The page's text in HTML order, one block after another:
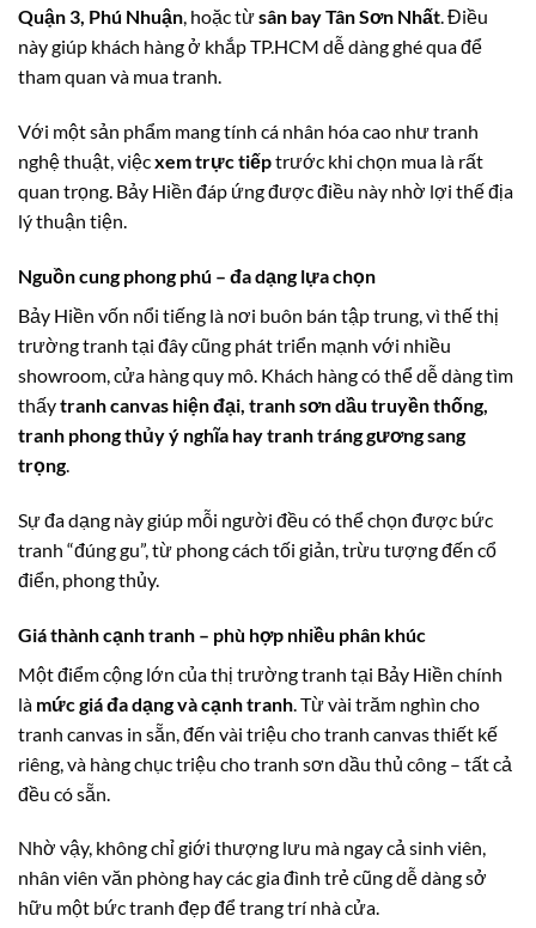
Quận 3, Phú Nhuận, hoặc từsân bay Tân Sơn Nhất. Điều
này giúp khách hàng ở khắp TP.HCM dễ dàng ghé qua để
tham quan và mua tranh.
Với một sản phẩm mang tính cá nhân hóa cao như tranh
nghệ thuật, việcxem trực tiếptrước khi chọn mua là rất
quan trọng. Bảy Hiền đáp ứng được điều này nhờ lợi thế địa
lý thuận tiện.
Nguồn cung phong phú – đa dạng lựa chọn
Bảy Hiền vốn nổi tiếng là nơi buôn bán tập trung, vì thế thị
trường tranh tại đây cũng phát triển mạnh với nhiều
showroom, cửa hàng quy mô. Khách hàng có thể dễ dàng tìm
thấytranh canvas hiện đại, tranh sơn dầu truyền thống,
tranh phong thủy ý nghĩa hay tranh tráng gương sang
trọng.
Sự đa dạng này giúp mỗi người đều có thể chọn được bức
tranh “đúng gu”, từ phong cách tối giản, trừu tượng đến cổ
điển, phong thủy.
Giá thành cạnh tranh – phù hợp nhiều phân khúc
Một điểm cộng lớn của thị trường tranh tại Bảy Hiền chính
là mức giá đa dạng và cạnh tranh . Từ vài trăm nghìn cho
tranh canvas in sẵn, đến vài triệu cho tranh canvas thiết kế
riêng, và hàng chục triệu cho tranh sơn dầu thủ công – tất cả
đều có sẵn.
Nhờ vậy, không chỉ giới thượng lưu mà ngay cả sinh viên,
nhân viên văn phòng hay các gia đình trẻ cũng dễ dàng sở
hữu một bức tranh đẹp để trang trí nhà cửa.